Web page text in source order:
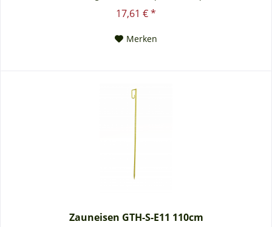
Schlangenplatten heizt es sich schneller auf, wodurch sich die
Schlangen, Reptilien, Amphibien eher anlocken lassen und
17,61 € *
Merken
Zauneisen GTH-S-E11 110cm